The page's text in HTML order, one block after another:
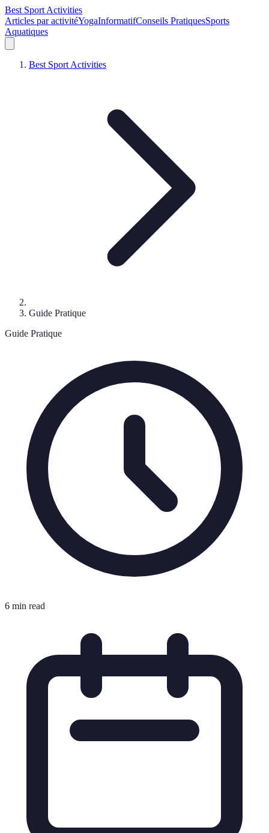
Best Sport Activities
Articles par activitéYogaInformatifConseils PratiquesSports
Aquatiques
Best Sport Activities
Guide Pratique
Guide Pratique
6 min read